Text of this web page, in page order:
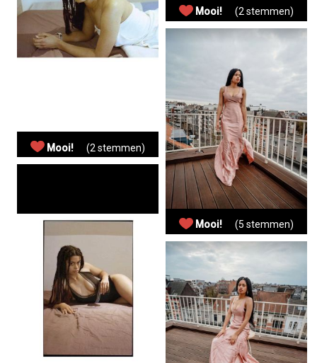
Mooi! (2 stemmen)
Mooi! (2 stemmen)
Mooi! (5 stemmen)